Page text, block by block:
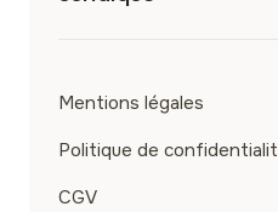
Mentions légales
Politique de
CGV